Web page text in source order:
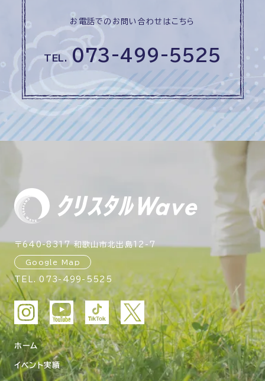
お電話でのお問い合わせはこちら
TEL. 073-499-5525
〒640-8317 和歌山市北出島12-7
Google Map
TEL.073-499-5525
ホーム
イベント実績